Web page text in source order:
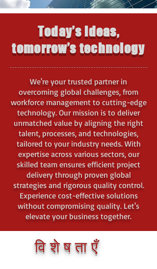
Today’s ideas,
tomorrow’s technology
We're your trusted partner in
overcoming global challenges, from
workforce management to cutting-edge
technology. Our mission is to deliver
unmatched value by aligning the right
talent, processes, and technologies,
tailored to your industry needs. With
expertise across various sectors, our
skilled team ensures efficient project
delivery through proven global
strategies and rigorous quality control.
Experience cost-effective solutions
without compromising quality. Let's
elevate your business together.
विशेषताएँ